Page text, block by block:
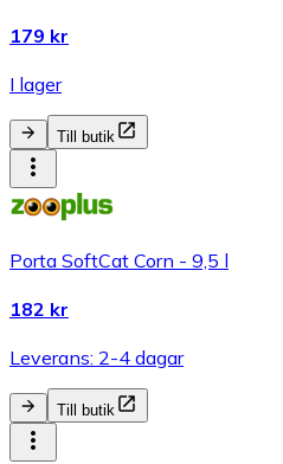
179 kr
I lager
Till butik
Porta SoftCat Corn - 9,5 l
182 kr
Leverans: 2-4 dagar
Till butik